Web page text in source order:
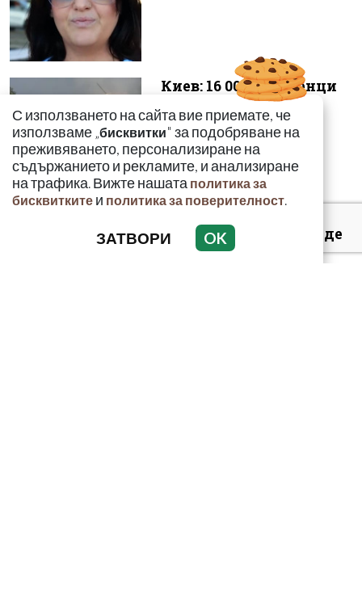
Киев: 16 000 чужденци
се сражават в
украинските
въоръжени сили
Симона Пейчева отиде
на море след
С използването на сайта вие приемате, че
използваме „бисквитки" за подобряване на
преживяването, персонализиране на
съдържанието и рекламите, и анализиране
на трафика. Вижте нашата политика за
бисквитките и политика за поверителност.
ЗАТВОРИ OK